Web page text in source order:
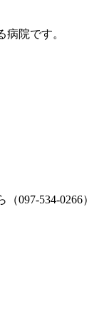
院です。
097-534-0266）